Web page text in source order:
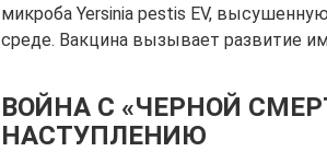
микроба Yersinia pestis EV,
среде. Вакцина вызывает развитие
ВОЙНА С «ЧЕРНОЙ
НАСТУПЛЕНИЮ